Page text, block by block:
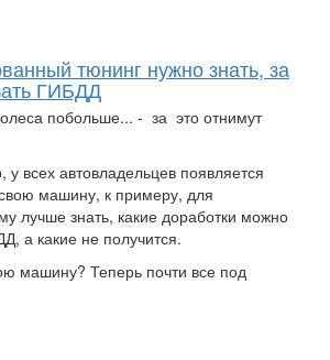
тюнинг нужно знать, за
ГИБДД
побольше... - за это отнимут
у всех автовладельцев появляется
машину, к примеру, для
лучше знать, какие доработки можно
а какие не получится.
машину? Теперь почти все под